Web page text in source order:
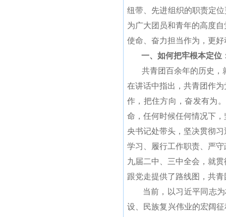
纽带、先进组织的职责定
为广大团员和青年的高度
使命、奋力担当作为，更
一、如何把牢根本定位
共青团百余年的历史，
在讲话中指出，共青团作
作，把住方向，奋发有为
命，任何时候任何情况下
央书记处带头，坚决贯彻
学习、履行工作职责、严
九届二中、三中全会，就
跟党走提供了路线图，共
当前，以习近平同志为
设、民族复兴伟业的宏阔